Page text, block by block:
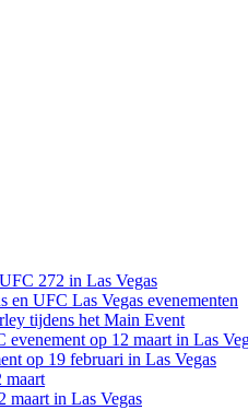
272 in Las Vegas
en UFC Las Vegas evenementen
tijdens het Main Event
op 12 maart in Las
op 19 februari in Las Vegas
maart
maart in Las Vegas